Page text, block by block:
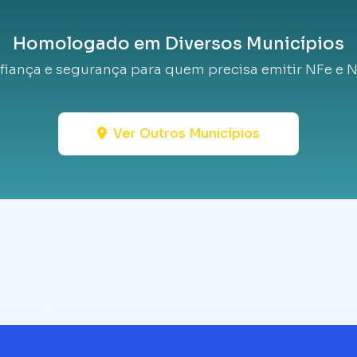
Homologado em Diversos Municípios
e segurança para quem precisa emitir NFe e
Ver Outros Municípios